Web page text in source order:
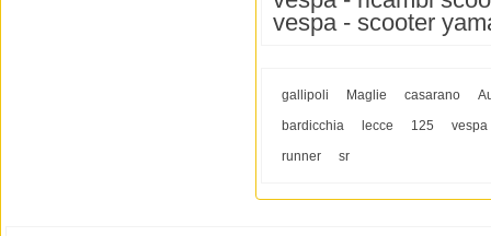
vespa - scooter
gallipoli Maglie casarano
bardicchia
lecce 125
vespa
runner
sr